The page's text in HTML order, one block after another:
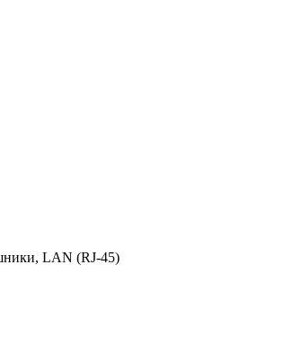
LAN (RJ-45)